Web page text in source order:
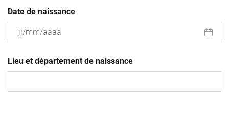
Date de naissance
slash
MM
Lieu et département de naissance